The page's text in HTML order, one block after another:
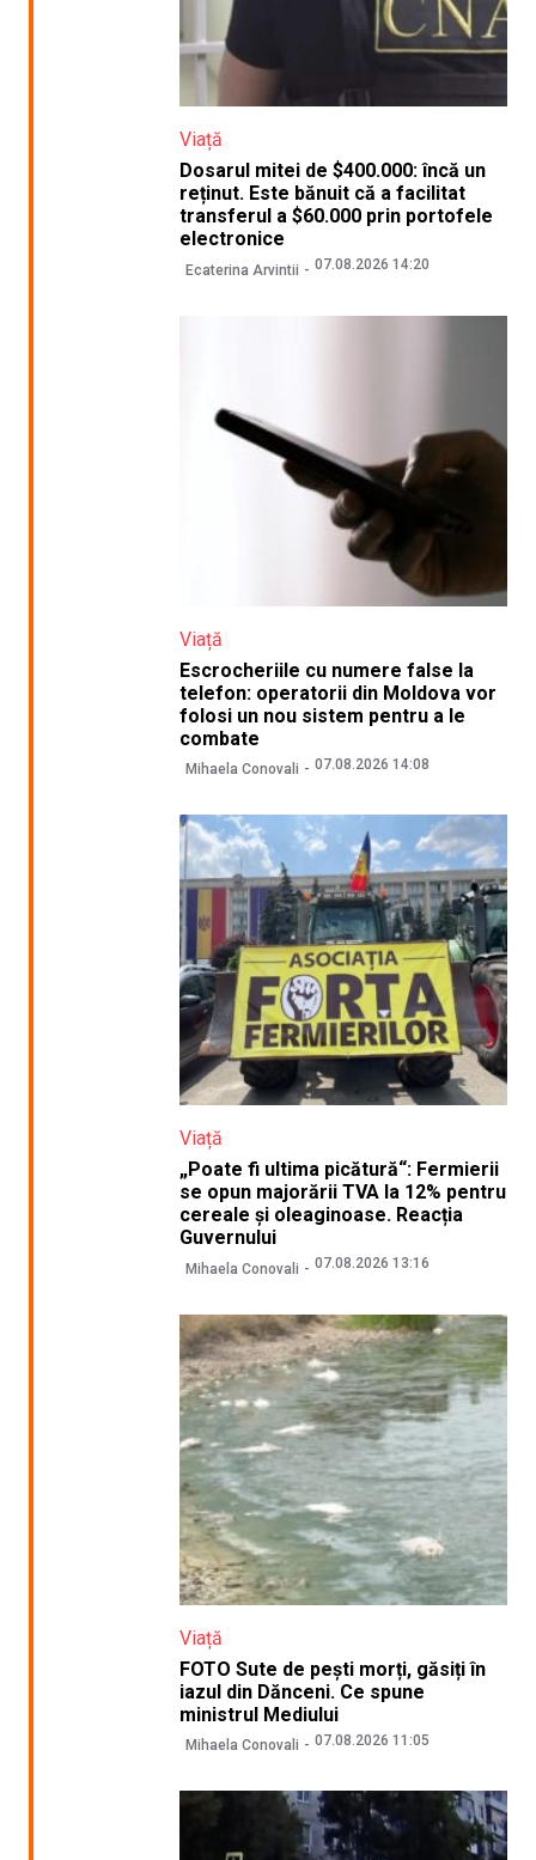
Viață
Dosarul mitei de $400.000: încă un
reținut. Este bănuit că a facilitat
transferul a $60.000 prin portofele
electronice
Ecaterina Arvintii 07.08.2026 14:20
Viață
Escrocheriile cu numere false la
telefon: operatorii din Moldova vor
folosi un nou sistem pentru a le
combate
Mihaela Conovali 07.08.2026 14:08
Viață
„Poate fi ultima picătură“: Fermierii
se opun majorării TVA la 12% pentru
cereale și oleaginoase. Reacția
Guvernului
Mihaela Conovali 07.08.2026 13:16
Viață
FOTO Sute de pești morți, găsiți în
iazul din Dănceni. Ce spune
ministrul Mediului
Mihaela Conovali 07.08.2026 11:05